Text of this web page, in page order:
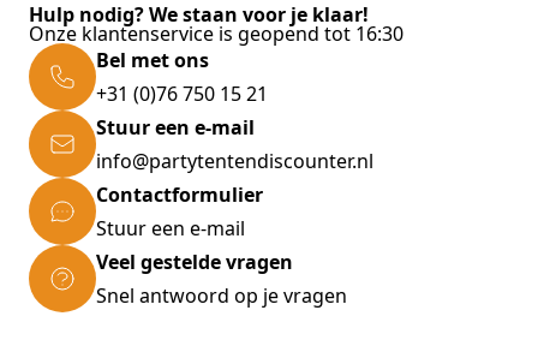
Hulp nodig? We staan voor je klaar!
Onze klantenservice is geopend tot 16:30
Bel met ons
+31 (0)76 750 15 21
Stuur een e-mail
info@partytentendiscounter.nl
Contactformulier
Stuur een e-mail
Veel gestelde vragen
Snel antwoord op je vragen